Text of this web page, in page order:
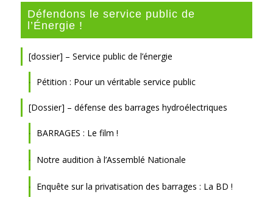
Défendons le service public de
l’Énergie !
[dossier] – Service public de l’énergie
Pétition : Pour un véritable service public
[Dossier] – défense des barrages hydroélectriques
BARRAGES : Le film !
Notre audition à l’Assemblé Nationale
Enquête sur la privatisation des barrages : La BD !